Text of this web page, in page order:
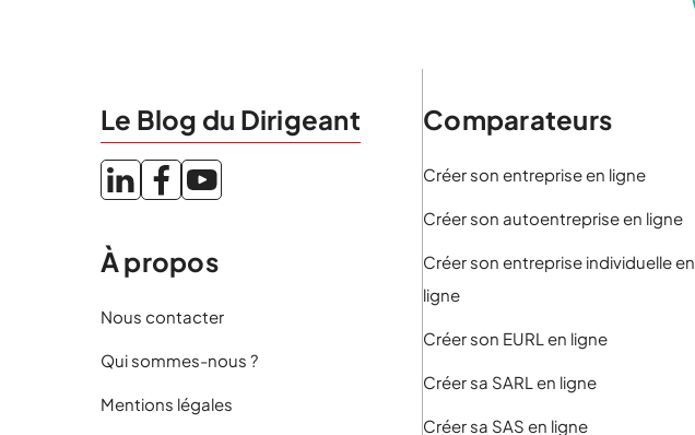
Le Blog du Dirigeant
À propos
Nous contacter
Qui sommes-nous ?
Mentions légales
Comparateurs
Créer son entreprise en ligne
Créer son autoentreprise en ligne
Créer son entreprise individuelle en
ligne
Créer son EURL en ligne
Créer sa SARL en ligne
Créer sa SAS en ligne